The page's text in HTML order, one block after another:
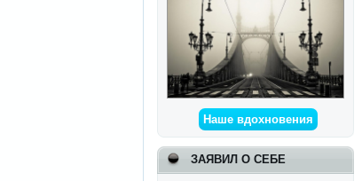
Наше вдохновения
ЗАЯВИЛ О СЕБЕ